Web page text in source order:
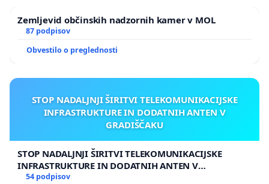
Zemljevid občinskih nadzornih kamer v MOL
87 podpisov
Obvestilo o preglednosti
STOP NADALJNJI ŠIRITVI TELEKOMUNIKACIJSKE
INFRASTRUKTURE IN DODATNIH ANTEN V
GRADIŠČAKU
STOP NADALJNJI ŠIRITVI TELEKOMUNIKACIJSKE
INFRASTRUKTURE IN DODATNIH ANTEN V
GRADIŠČAKU
54 podpisov